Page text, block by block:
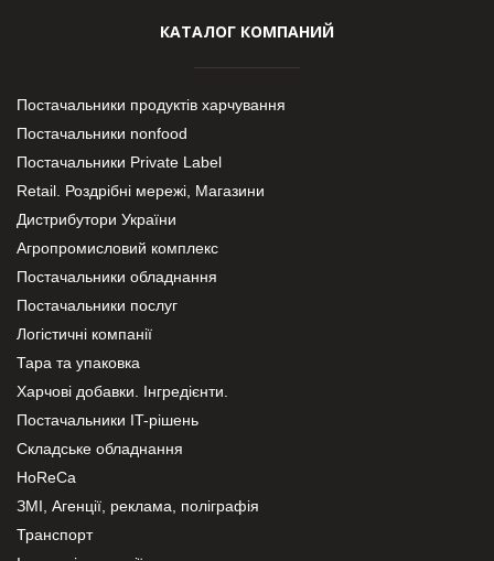
КАТАЛОГ КОМПАНИЙ
Постачальники продуктів харчування
Постачальники nonfood
Постачальники Private Label
Retail. Роздрібні мережі, Магазини
Дистрибутори України
Агропромисловий комплекс
Постачальники обладнання
Постачальники послуг
Логістичні компанії
Тара та упаковка
Харчові добавки. Інгредієнти.
Постачальники IT-рішень
Складське обладнання
HoReCa
ЗМІ, Агенції, реклама, поліграфія
Транспорт